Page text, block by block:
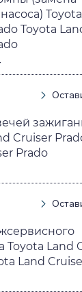
Toyota
Cruiser
Prado
Toyota Land
Land